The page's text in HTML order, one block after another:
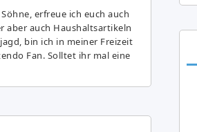
erfreue ich euch auch
aber auch Haushaltsartikeln
bin ich in meiner Freizeit
Fan. Solltet ihr mal eine